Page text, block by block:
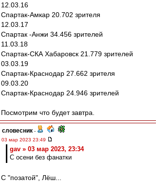
12.03.16
Спартак-Амкар 20.702 зрителя
12.03.17
Спартак -Анжи 34.456 зрителей
11.03.18
Спартак-СКА Хабаровск 21.779 зрителей
03.03.19
Спартак-Краснодар 27.662 зрителя
09.03.20
Спартак-Краснодар 24.946 зрителей
Посмотрим что будет завтра.
словесник -
03 мар 2023 23:49
gav » 03 мар 2023, 23:34
С осени без фанатки
С "позатой", Лёш...